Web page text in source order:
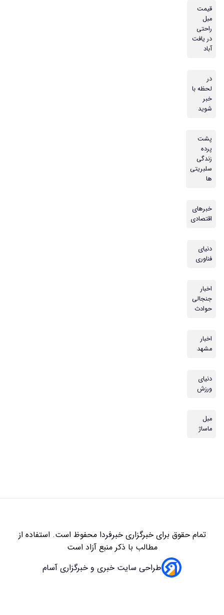
قیمت
مبل
راحتی
در یافت
آباد
در
لحظه با
خبر
شوید
پشت
پرده
زندگی
سلبریتی
ها
خبرهای
اقتصادی
دنیای
فناوری
اخبار
جنجالی
حوادث
اخبار
مشهد
دنیای
ورزش
مبل
ماساژ
تمام حقوق برای خبرگزاریخبرفردامحفوظ است. استفاده از
مطالب با ذکر منبع آزاد است
طراحی سایت خبری و خبرگزاری آسام